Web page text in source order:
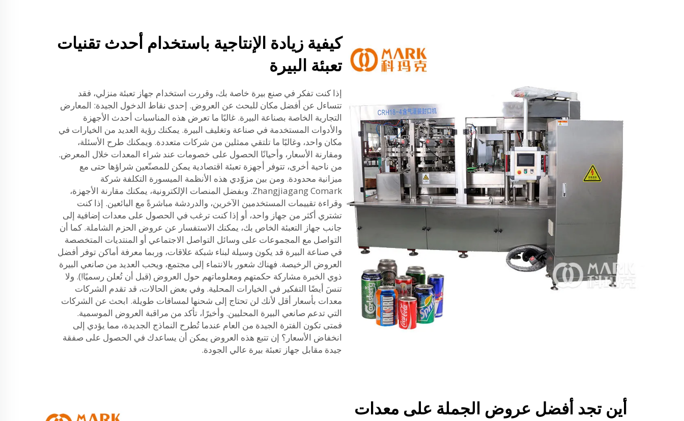
كيفية زيادة الإنتاجية باستخدام أحدث تقنيات
تعبئة البيرة
إذا كنت تفكر في صنع بيرة خاصة بك، وقررت استخدام جهاز تعبئة منزلي، فقد
تتساءل عن أفضل مكان للبحث عن العروض. إحدى نقاط الدخول الجيدة: المعارض
التجارية الخاصة بصناعة البيرة. غالبًا ما تعرض هذه المناسبات أحدث الأجهزة
والأدوات المستخدمة في صناعة وتغليف البيرة. يمكنك رؤية العديد من الخيارات في
مكان واحد، وغالبًا ما تلتقي ممثلين من شركات متعددة. ويمكنك طرح الأسئلة،
ومقارنة الأسعار، وأحيانًا الحصول على خصومات عند شراء المعدات خلال المعرض.
من ناحية أخرى، تتوفر أجهزة تعبئة اقتصادية يمكن للمصنّعين شراؤها حتى مع
ميزانية محدودة. ومن بين مزوّدي هذه الأنظمة الميسورة التكلفة شركة
Zhangjiagang Comark. وبفضل المنصات الإلكترونية، يمكنك مقارنة الأجهزة،
وقراءة تقييمات المستخدمين الآخرين، والدردشة مباشرةً مع البائعين. إذا كنت
تشتري أكثر من جهاز واحد، أو إذا كنت ترغب في الحصول على معدات إضافية إلى
جانب جهاز التعبئة الخاص بك، يمكنك الاستفسار عن عروض الحزم الشاملة. كما أن
التواصل مع المجموعات على وسائل التواصل الاجتماعي أو المنتديات المتخصصة
في صناعة البيرة قد يكون وسيلة لبناء شبكة علاقات، وربما معرفة أماكن توفر أفضل
العروض الرخيصة. فهناك شعور بالانتماء إلى مجتمع، ويحب العديد من صانعي البيرة
ذوي الخبرة مشاركة حكمتهم ومعلوماتهم حول العروض (قبل أن تُعلن رسميًا!). ولا
تنسَ أيضًا التفكير في الخيارات المحلية. وفي بعض الحالات، قد تقدم الشركات
معدات بأسعار أقل لأنك لن تحتاج إلى شحنها لمسافات طويلة. ابحث عن الشركات
التي تدعم صانعي البيرة المحليين. وأخيرًا، تأكد من مراقبة العروض الموسمية.
فمتى تكون الفترة الجيدة من العام عندما تُطرح النماذج الجديدة، مما يؤدي إلى
انخفاض الأسعار؟ إن تتبع هذه العروض يمكن أن يساعدك في الحصول على صفقة
جيدة مقابل جهاز تعبئة بيرة عالي الجودة.
أين تجد أفضل عروض الجملة على معدات